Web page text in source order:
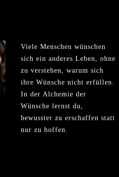
Viele Menschen wünschen
sich ein anderes Leben, ohne
zu verstehen, warum sich
ihre Wünsche nicht erfüllen.
In der Alchemie der
Wünsche lernst du,
bewusster zu erschaffen statt
nur zu hoffen.